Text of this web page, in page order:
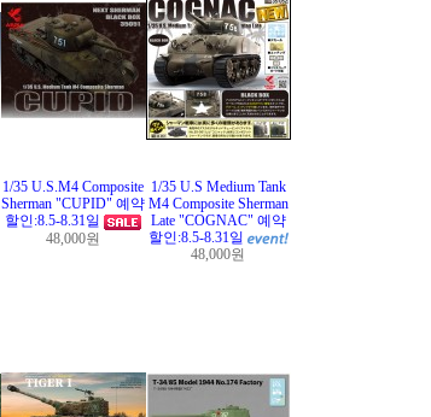
1/35 U.S.M4 Composite
Sherman "CUPID" 예약
할인:8.5-8.31일
48,000원
1/35 U.S Medium Tank
M4 Composite Sherman
Late "COGNAC" 예약
할인:8.5-8.31일
48,000원